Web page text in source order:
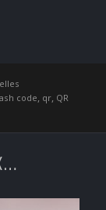
le
code, qr, QR